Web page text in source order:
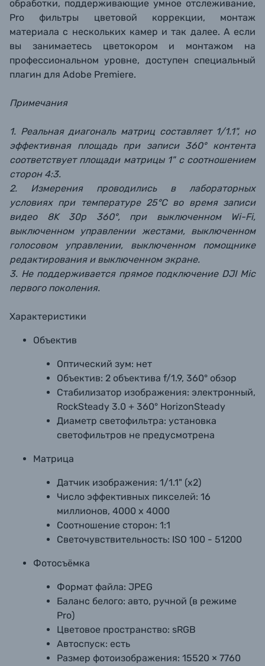
обработки, поддерживающие умное отслеживание,
Pro фильтры цветовой коррекции, монтаж
материала с нескольких камер и так далее. А если
вы занимаетесь цветокором и монтажом на
профессиональном уровне, доступен специальный
плагин для Adobe Premiere.
Примечания
1. Реальная диагональ матриц составляет 1/1.1", но
эффективная площадь при записи 360° контента
соответствует площади матрицы 1" с соотношением
сторон 4:3.
2. Измерения проводились в лабораторных
условиях при температуре 25°C во время записи
видео 8K 30p 360°, при выключенном Wi-Fi,
выключенном управлении жестами, выключенном
голосовом управлении, выключенном помощнике
редактирования и выключенном экране.
3. Не поддерживается прямое подключение DJI Mic
первого поколения.
Характеристики
Объектив
Оптический зум: нет
Объектив: 2 объектива f/1.9, 360° обзор
Стабилизатор изображения: электронный,
RockSteady 3.0 + 360° HorizonSteady
Диаметр светофильтра: установка
светофильтров не предусмотрена
Матрица
Датчик изображения: 1/1.1" (х2)
Число эффективных пикселей: 16
миллионов, 4000 х 4000
Соотношение сторон: 1:1
Светочувствительность: ISO 100 - 51200
Фотосъёмка
Формат файла: JPEG
Баланс белого: авто, ручной (в режиме
Pro)
Цветовое пространство: sRGB
Автоспуск: есть
Размер фотоизображения: 15520 × 7760